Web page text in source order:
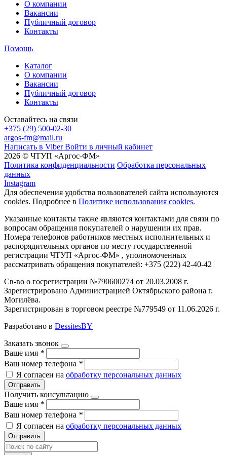
О компании
Вакансии
Публичный договор
Контакты
Помощь
Каталог
О компании
Вакансии
Публичный договор
Контакты
Оставайтесь на связи
+375 (29) 500-02-30
argos-fm@mail.ru
Написать в Viber Войти в личный кабинет
2026 © ЧТУП «Аргос-ФМ»
Политика конфиденциальности Обработка персональных
данных
Instagram
Для обеспечения удобства пользователей сайта используются
cookies. Подробнее в Политике использования cookies.
Указанные контакты также являются контактами для связи по
вопросам обращения покупателей о нарушении их прав.
Номера телефонов работников местных исполнительных и
распорядительных органов по месту государственной
регистрации ЧТУП «Аргос-ФМ» , уполномоченных
рассматривать обращения покупателей: +375 (222) 42-40-42
Св-во о госрегистрации №790600274 от 20.03.2008 г.
Зарегистрировано Администрацией Октябрьского района г.
Могилёва.
Зарегистрирован в торговом реестре №779549 от 11.06.2026 г.
Разработано в DessitesBY
Заказать звонок
Ваше имя *
Ваш номер телефона *
Я согласен на обработку персональных данных
Отправить
Получить консультацию
Ваше имя *
Ваш номер телефона *
Я согласен на обработку персональных данных
Отправить